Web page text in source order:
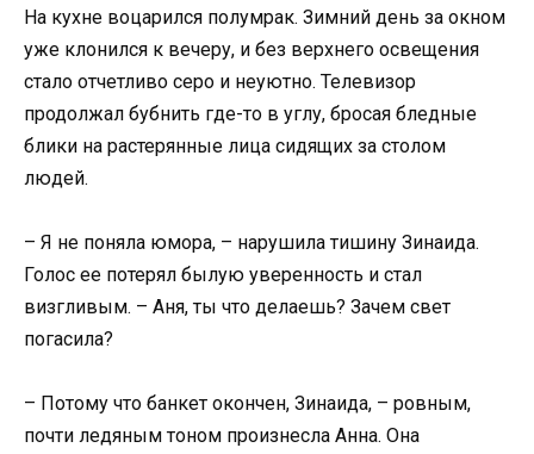
На кухне воцарился полумрак. Зимний день за окном
уже клонился к вечеру, и без верхнего освещения
стало отчетливо серо и неуютно. Телевизор
продолжал бубнить где-то в углу, бросая бледные
блики на растерянные лица сидящих за столом
людей.
– Я не поняла юмора, – нарушила тишину Зинаида.
Голос ее потерял былую уверенность и стал
визгливым. – Аня, ты что делаешь? Зачем свет
погасила?
– Потому что банкет окончен, Зинаида, – ровным,
почти ледяным тоном произнесла Анна. Она